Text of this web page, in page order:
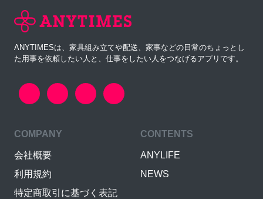
ANYTIMESは、家具組み立てや配送、家事などの日常のちょっとし
た用事を依頼したい人と、仕事をしたい人をつなげるアプリです。
COMPANY
会社概要
利用規約
特定商取引に基づく表記
CONTENTS
ANYLIFE
NEWS